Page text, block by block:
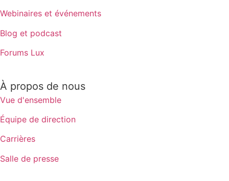
Webinaires et événements
Blog et podcast
Forums Lux
À propos de nous
Vue d'ensemble
Équipe de direction
Carrières
Salle de presse